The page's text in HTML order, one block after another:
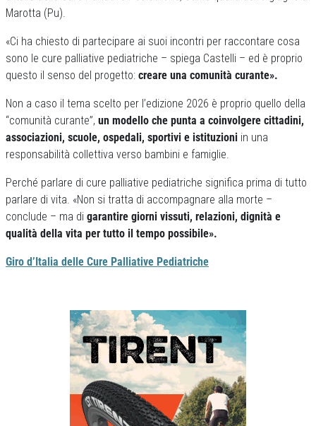
Marotta (Pu).
«Ci ha chiesto di partecipare ai suoi incontri per raccontare cosa
sono le cure palliative pediatriche – spiega Castelli – ed è proprio
questo il senso del progetto: creare una comunità curante».
Non a caso il tema scelto per l’edizione 2026 è proprio quello della
“comunità curante”, un modello che punta a coinvolgere cittadini,
associazioni, scuole, ospedali, sportivi e istituzioni in una
responsabilità collettiva verso bambini e famiglie.
Perché parlare di cure palliative pediatriche significa prima di tutto
parlare di vita. «Non si tratta di accompagnare alla morte –
conclude – ma di garantire giorni vissuti, relazioni, dignità e
qualità della vita per tutto il tempo possibile».
Giro d’Italia delle Cure Palliative Pediatriche
Previous